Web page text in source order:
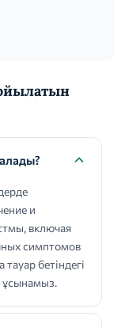
и
включая
симптомов
бетіндегі
ұсынамыз.